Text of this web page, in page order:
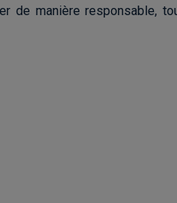
de manière responsable,